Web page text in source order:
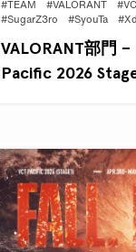
#TEAM #VALORANT
#SugarZ3ro
#SyouTa
VALORANT部門
Pacific 2026